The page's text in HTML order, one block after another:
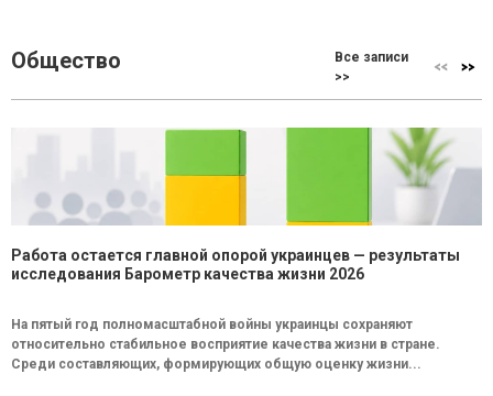
Общество
Все записи
>>
Работа остается главной опорой украинцев — результаты
исследования Барометр качества жизни 2026
На пятый год полномасштабной войны украинцы сохраняют
относительно стабильное восприятие качества жизни в стране.
Среди составляющих, формирующих общую оценку жизни...